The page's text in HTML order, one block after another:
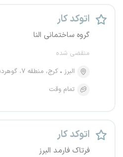
اتوکد کار
گروه ساختمانی النا
منقضی شده
البرز
کرج، منطقه ۷، گوهردشت
تمام وقت
اتوکد کار
فرتاک فارمد البرز